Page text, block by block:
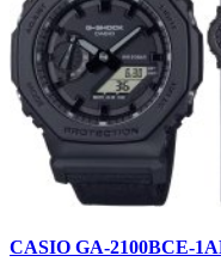
CASIO GA-2100BCE-